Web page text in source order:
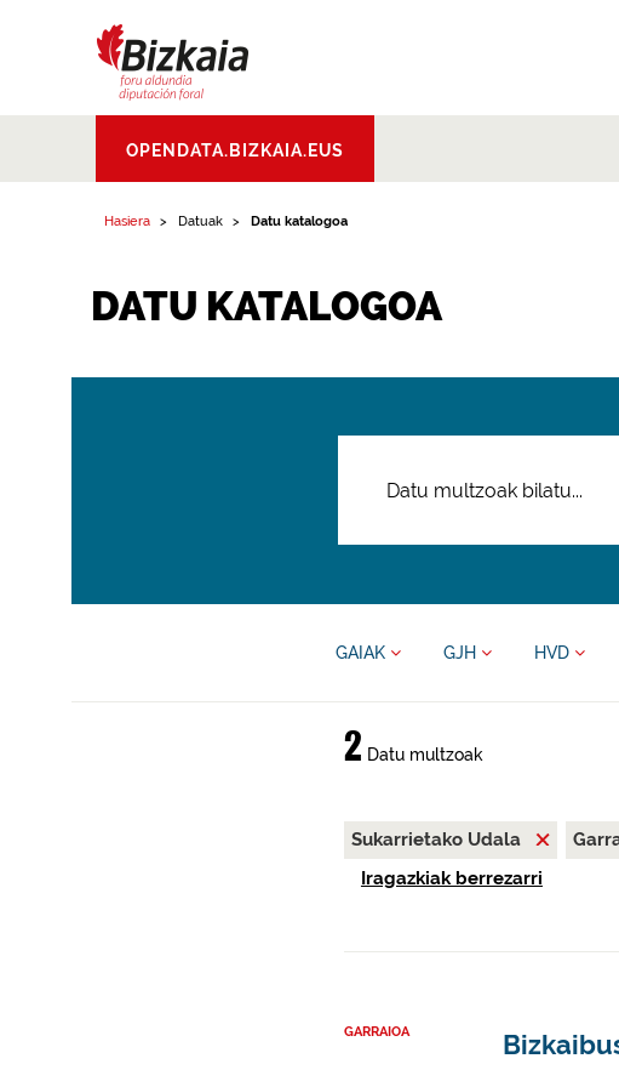
Aldundia.Diputacion
Foral de Bizkaia
OPENDATA.BIZKAIA.EUS
Hasiera Datuak Datu katalogoa
DATU KATALOGOA
GAIAK GJH HVD
2 Datu multzoak
Sukarrietako Udala
Iragazkiak berrezarri
GARRAIOA